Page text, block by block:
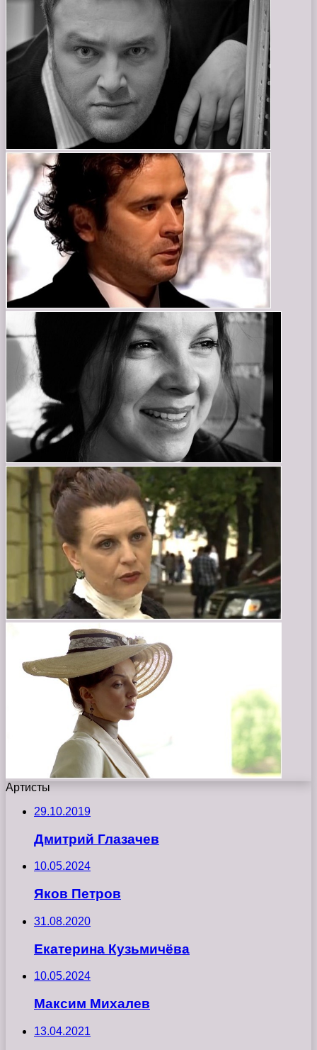
Артисты
29.10.2019
Дмитрий Глазачев
10.05.2024
Яков Петров
31.08.2020
Екатерина Кузьмичёва
10.05.2024
Максим Михалев
13.04.2021